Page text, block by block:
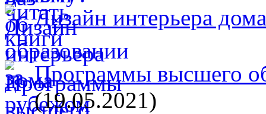
Дизайн интерьера дома
Программы высшего
(19.05.2021)